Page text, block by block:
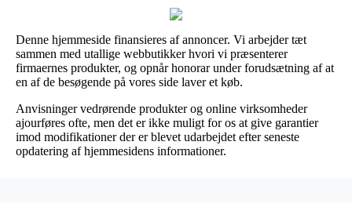
Denne hjemmeside finansieres af annoncer. Vi arbejder tæt
sammen med utallige webbutikker hvori vi præsenterer
firmaernes produkter, og opnår honorar under forudsætning af at
en af de besøgende på vores side laver et køb.
Anvisninger vedrørende produkter og online virksomheder
ajourføres ofte, men det er ikke muligt for os at give garantier
imod modifikationer der er blevet udarbejdet efter seneste
opdatering af hjemmesidens informationer.